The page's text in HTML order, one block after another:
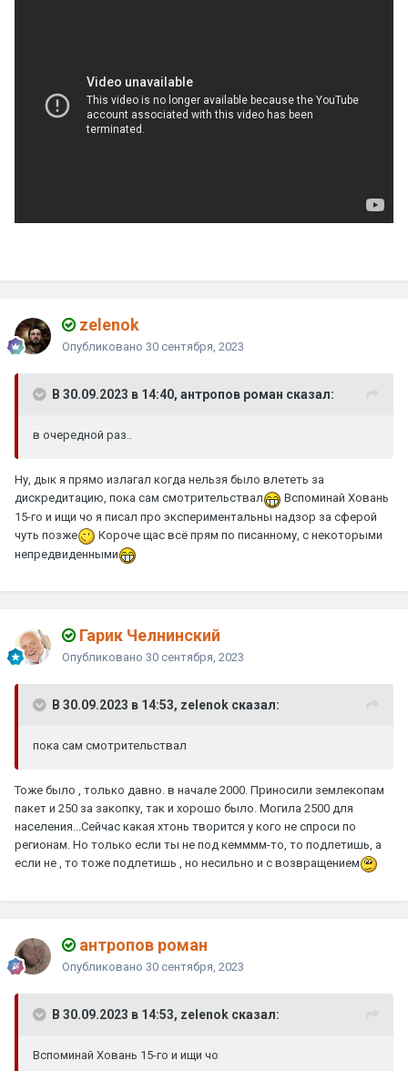
zelenok
Опубликовано 30 сентября, 2023
В 30.09.2023 в 14:40, антропов роман сказал:
в очередной раз..
Ну, дык я прямо излагал когда нельзя было влететь за
дискредитацию, пока сам смотрительствал
Вспоминай Ховань
15-го и ищи чо я писал про экспериментальны надзор за сферой
чуть позже
Короче щас всё прям по писанному, с некоторыми
непредвиденными
Гарик Челнинский
Опубликовано 30 сентября, 2023
В 30.09.2023 в 14:53, zelenok сказал:
пока сам смотрительствал
Тоже было , только давно. в начале 2000. Приносили землекопам
пакет и 250 за закопку, так и хорошо было. Могила 2500 для
населения...Сейчас какая хтонь творится у кого не спроси по
регионам. Но только если ты не под кемммм-то, то подлетишь, а
если не , то тоже подлетишь , но несильно и с возвращением
антропов роман
Опубликовано 30 сентября, 2023
В 30.09.2023 в 14:53, zelenok сказал:
Вспоминай Ховань 15-го и ищи чо